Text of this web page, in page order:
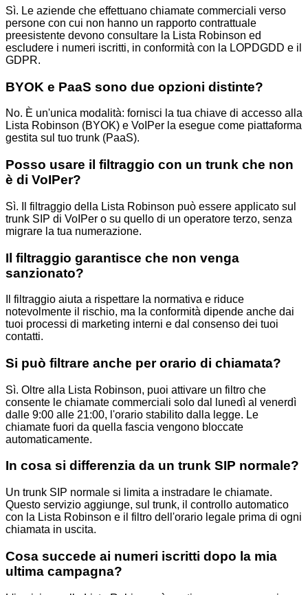
Sì. Le aziende che effettuano chiamate commerciali verso
persone con cui non hanno un rapporto contrattuale
preesistente devono consultare la Lista Robinson ed
escludere i numeri iscritti, in conformità con la LOPDGDD e il
GDPR.
BYOK e PaaS sono due opzioni distinte?
No. È un'unica modalità: fornisci la tua chiave di accesso alla
Lista Robinson (BYOK) e VoIPer la esegue come piattaforma
gestita sul tuo trunk (PaaS).
Posso usare il filtraggio con un trunk che non
è di VoIPer?
Sì. Il filtraggio della Lista Robinson può essere applicato sul
trunk SIP di VoIPer o su quello di un operatore terzo, senza
migrare la tua numerazione.
Il filtraggio garantisce che non venga
sanzionato?
Il filtraggio aiuta a rispettare la normativa e riduce
notevolmente il rischio, ma la conformità dipende anche dai
tuoi processi di marketing interni e dal consenso dei tuoi
contatti.
Si può filtrare anche per orario di chiamata?
Sì. Oltre alla Lista Robinson, puoi attivare un filtro che
consente le chiamate commerciali solo dal lunedì al venerdì
dalle 9:00 alle 21:00, l'orario stabilito dalla legge. Le
chiamate fuori da quella fascia vengono bloccate
automaticamente.
In cosa si differenzia da un trunk SIP normale?
Un trunk SIP normale si limita a instradare le chiamate.
Questo servizio aggiunge, sul trunk, il controllo automatico
con la Lista Robinson e il filtro dell'orario legale prima di ogni
chiamata in uscita.
Cosa succede ai numeri iscritti dopo la mia
ultima campagna?